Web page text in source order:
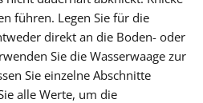
führen. Legen Sie für die
direkt an die Boden- oder
Sie die Wasserwaage zur
Sie einzelne Abschnitte
alle Werte, um die